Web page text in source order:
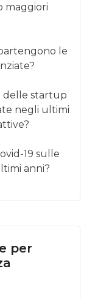
maggiori
le
delle startup
negli ultimi
19 sulle
anni?
per